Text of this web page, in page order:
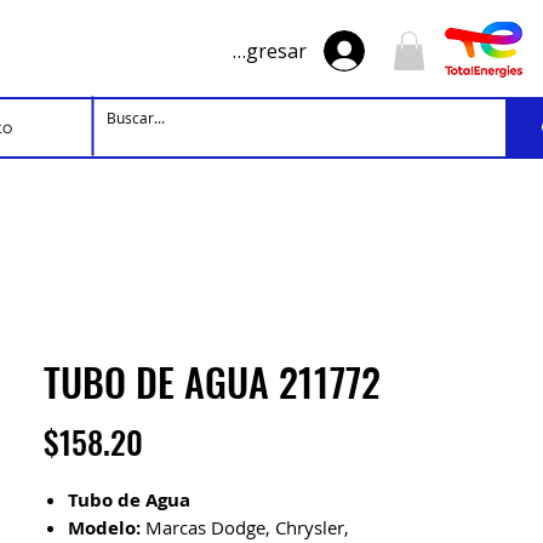
Ingresar
TUBO DE AGUA 211772
$158.20
Tubo de Agua
Modelo: Marcas Dodge, Chrysler,